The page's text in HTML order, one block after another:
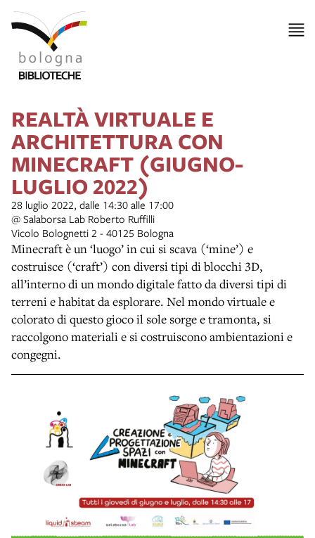
REALTÀ VIRTUALE E
ARCHITETTURA CON
MINECRAFT (GIUGNO-
LUGLIO 2022)
28 luglio 2022, dalle 14:30 alle 17:00
@ Salaborsa Lab Roberto Ruffilli
Vicolo Bolognetti 2 - 40125 Bologna
Minecraft è un ‘luogo’ in cui si scava (‘mine’) e
costruisce (‘craft’) con diversi tipi di blocchi 3D,
all’interno di un mondo digitale fatto da diversi tipi di
terreni e habitat da esplorare. Nel mondo virtuale e
colorato di questo gioco il sole sorge e tramonta, si
raccolgono materiali e si costruiscono ambientazioni e
congegni.